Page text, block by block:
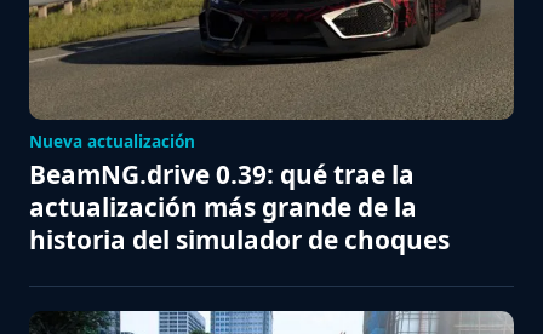
Nueva actualización
BeamNG.drive 0.39: qué trae la
actualización más grande de la
historia del simulador de choques